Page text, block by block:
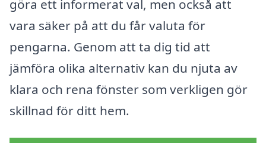
göra ett informerat val, men också att
vara säker på att du får valuta för
pengarna. Genom att ta dig tid att
jämföra olika alternativ kan du njuta av
klara och rena fönster som verkligen gör
skillnad för ditt hem.